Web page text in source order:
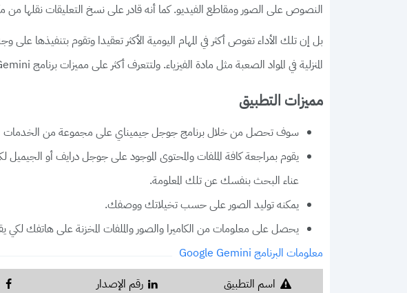
النصوص على الصور ومقاطع الفيديو. كما أنه قادر على نسخ التعليقات نقلها من
بل إن تلك الأداء تغوص أكثر في المهام اليومية الأكثر تعقيدا وتقوم بتنفيذها
المنزلية في المواد الصعبة مثل مادة الفيزياء. ولتتعرف أكثر على مميزات برنامج Google Gemini، فيمكنك الاطلاع على النقاط التالية.
مميزات التطبيق
سوف تحصل من خلال برنامج جوجل جيميناي على مجموعة من الخدمات
يقوم بمراجعة كافة الملفات والمحتوى الموجود على جوجل درايف أو
عناء البحث بنفسك عن تلك المعلومة.
يمكنه توليد الصور على حسب تخيلاتك ووصفك.
يحصل على معلومات من الكاميرا والصور والملفات المخزنة على هاتفك
معلومات البرنامج Google Gemini
اسم التطبيق
رقم الإصدار